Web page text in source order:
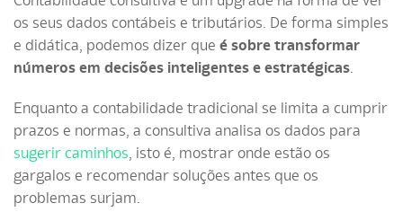
os seus dados contábeis e tributários. De forma simples
e didática, podemos dizer que é sobre transformar
números em decisões inteligentes e estratégicas.
Enquanto a contabilidade tradicional se limita a cumprir
prazos e normas, a consultiva analisa os dados para
sugerir caminhos, isto é, mostrar onde estão os
gargalos e recomendar soluções antes que os
problemas surjam.